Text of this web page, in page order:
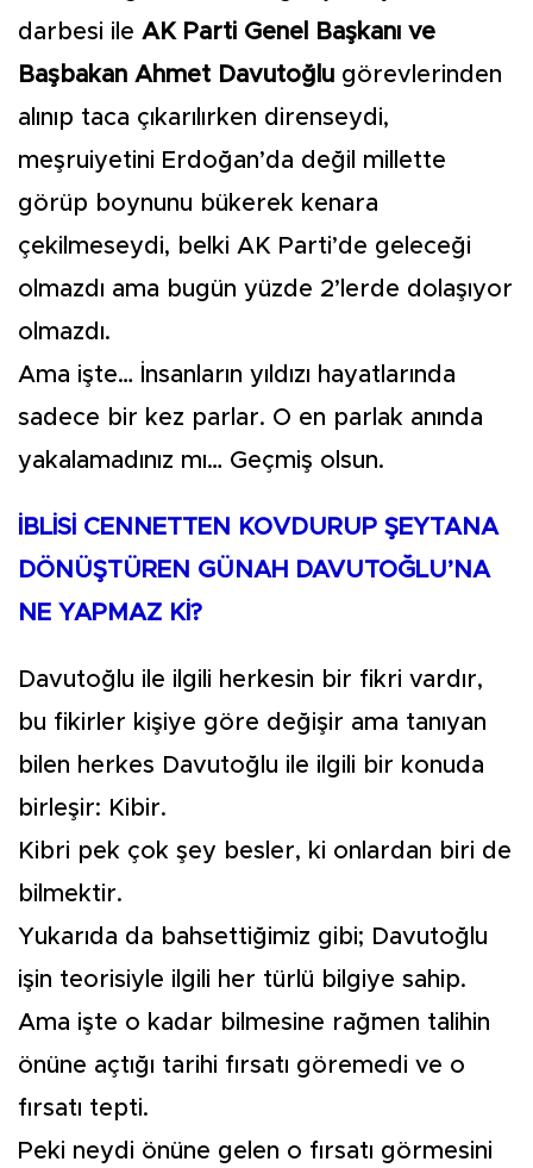
darbesi ile AK Parti Genel Başkanı ve
Başbakan Ahmet Davutoğlu görevlerinden
alınıp taca çıkarılırken direnseydi,
meşruiyetini Erdoğan’da değil millette
görüp boynunu bükerek kenara
çekilmeseydi, belki AK Parti’de geleceği
olmazdı ama bugün yüzde 2’lerde dolaşıyor
olmazdı.
Ama işte… İnsanların yıldızı hayatlarında
sadece bir kez parlar. O en parlak anında
yakalamadınız mı… Geçmiş olsun.
İBLİSİ CENNETTEN KOVDURUP ŞEYTANA
DÖNÜŞTÜREN GÜNAH DAVUTOĞLU’NA
NE YAPMAZ Kİ?
Davutoğlu ile ilgili herkesin bir fikri vardır,
bu fikirler kişiye göre değişir ama tanıyan
bilen herkes Davutoğlu ile ilgili bir konuda
birleşir: Kibir.
Kibri pek çok şey besler, ki onlardan biri de
bilmektir.
Yukarıda da bahsettiğimiz gibi; Davutoğlu
işin teorisiyle ilgili her türlü bilgiye sahip.
Ama işte o kadar bilmesine rağmen talihin
önüne açtığı tarihi fırsatı göremedi ve o
fırsatı tepti.
Peki neydi önüne gelen o fırsatı görmesini